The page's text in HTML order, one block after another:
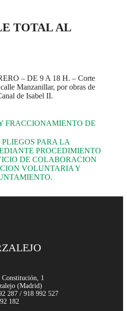
TOTAL AL
– DE 9 A 18 H. – Corte
Manzanillar, por obras de
de Isabel II.
FRACCIONAMIENTO DE
PARA LA
PROCEDIMIENTO
DE COLABORACION
VOLUNTARIA Y
Constitución, 1
(Madrid)
287 / 918 992 527
182